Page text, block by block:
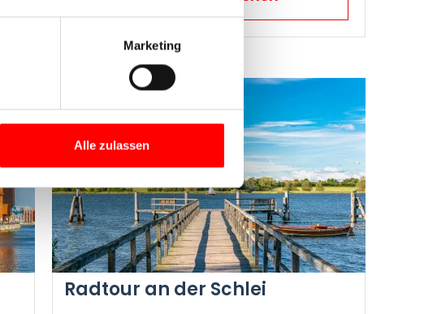
Marketing
Alle zulassen
2026
Radtour an der Schlei